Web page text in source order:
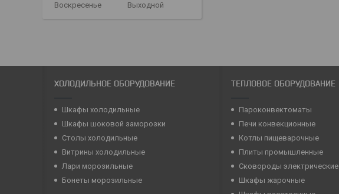
Воскресенье
Выходной
ХОЛОДИЛЬНОЕ ОБОРУДОВАНИЕ
Шкафы холодильные
Шкафы шоковой заморозки
Столы холодильные
Витрины холодильные
Лари морозильные
Бонеты морозильные
ТЕПЛОВОЕ ОБОРУДОВАНИЕ
Пароконвектоматы
Печи конвекционные
Котлы пищеварочные
Плиты промышленные
Сковороды электрические
Шкафы жарочные